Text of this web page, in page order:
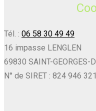
Tél. : 06 58 30 49 49
16 impasse LENGLEN
69830 SAINT-GEORGES-
N° de SIRET : 824 946